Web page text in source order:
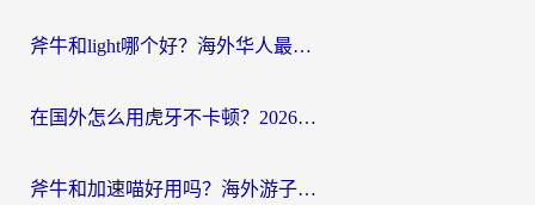
斧牛和light哪个好？海外华人最关心的回国加速器选择难题，一篇讲透
在国外怎么用虎牙不卡顿？2026海外华人亲测有效的回国加速器选择指南
斧牛和加速喵好用吗？海外游子的真实选择困境